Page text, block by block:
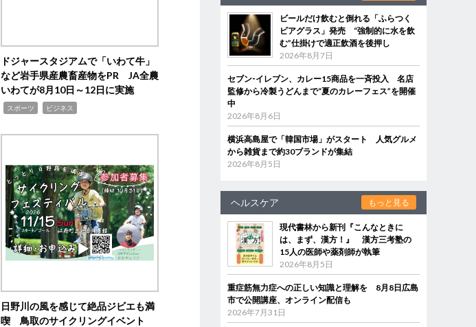
ドジャースタジアムで「いわて牛」
など岩手県産農畜産物をPR JA全農
いわてが8月10日～12日に実施
スポーツ ビジネス
日野川の風を感じて絶品ジビエも満
喫 鳥取のサイクリングイベント
ビールだけ飲むと倒れる「ふらつく
ビアグラス」発売 “強制的に水を飲
む”仕掛けで適正飲酒を後押し
2026年8月7日
セブン‐イレブン、カレー15商品を一斉投入 名店
監修から冷製うどんまで“夏のカレーフェス”を開催
中
2026年8月6日
横浜高島屋で「韓国市場」がスタート 人気グルメ
から雑貨まで約30ブランドが集結
2026年8月5日
ヘルスケア もっと見る
現代書林から新刊『こんなときに
は、まず、漢方！』 漢方三考塾の
15人の医師や薬剤師が執筆
2026年8月5日
重症筋無力症への正しい知識と理解を 8月8日広島
市で公開講座、オンライン配信も
2026年7月31日